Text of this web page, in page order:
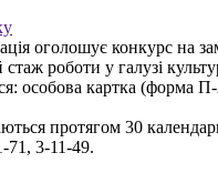
оголошує конкурс на
роботи у галузі
особова картка (форма
протягом 30
71, 3-11-49.